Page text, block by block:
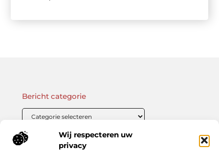
Wij respecteren uw
privacy
Onze informatie
Bericht categorie